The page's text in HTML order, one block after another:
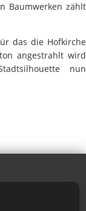
Baumwerken zählt
das die Hofkirche
angestrahlt wird
nun